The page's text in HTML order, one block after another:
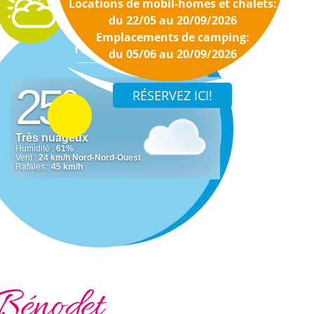
Locations de mobil-homes et chalets:
du 22/05 au 20/09/2026
Emplacements de camping:
du 05/06 au 20/09/2026
Météo